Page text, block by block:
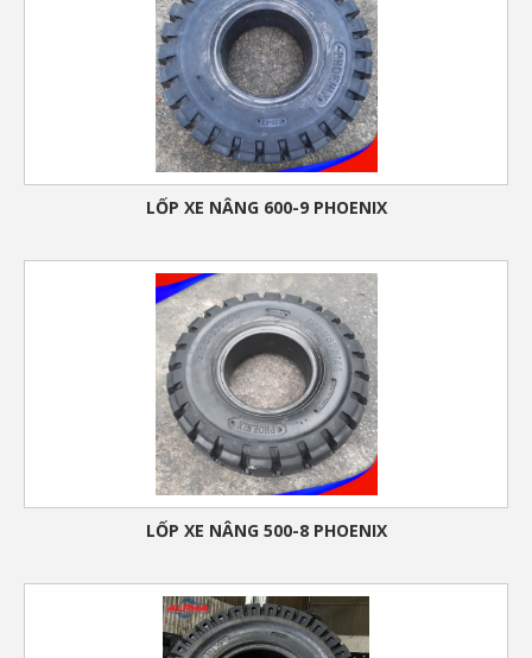
LỐP XE NÂNG 600-9 PHOENIX
LỐP XE NÂNG 500-8 PHOENIX